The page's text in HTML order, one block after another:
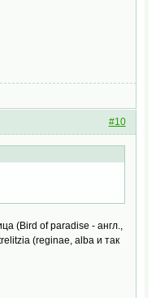
#10
(Bird of paradise - англ.,
(reginae, alba и так